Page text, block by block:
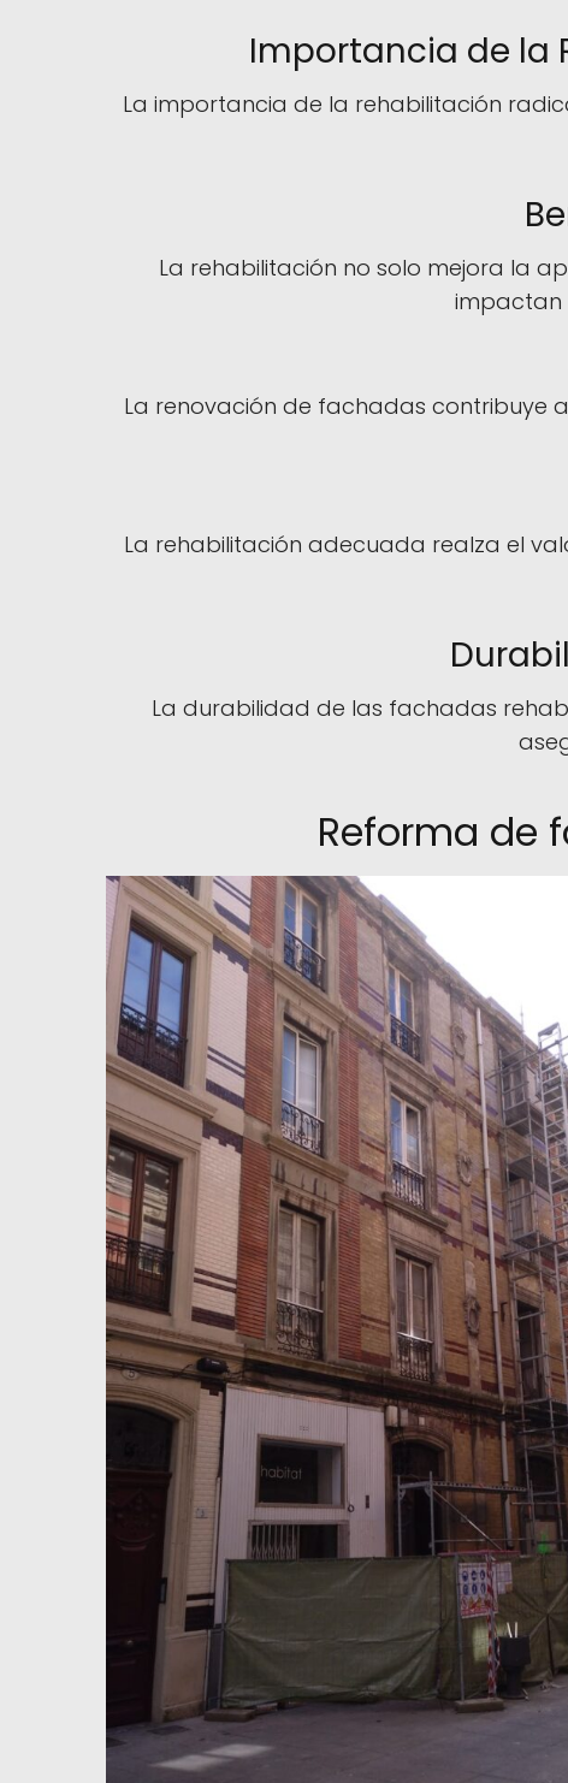
Importancia de la
La importancia de la rehabilitación
La rehabilitación no solo mejora la
impactan
La renovación de fachadas contribuye
La rehabilitación adecuada realza el
La durabilidad de las fachadas
Reforma de